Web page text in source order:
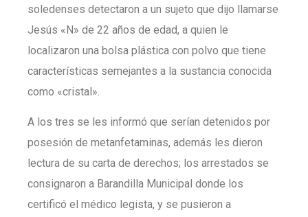
soledenses detectaron a un sujeto que dijo llamarse
Jesús «N» de 22 años de edad, a quien le
localizaron una bolsa plástica con polvo que tiene
características semejantes a la sustancia conocida
como «cristal».
A los tres se les informó que serían detenidos por
posesión de metanfetaminas, además les dieron
lectura de su carta de derechos; los arrestados se
consignaron a Barandilla Municipal donde los
certificó el médico legista, y se pusieron a